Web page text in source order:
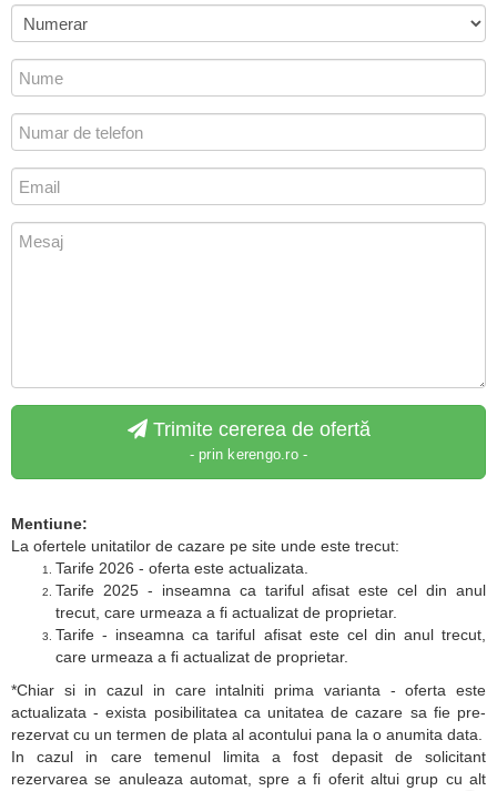
Trimite cererea de ofertă
- prin kerengo.ro -
Mentiune:
La ofertele unitatilor de cazare pe site unde este trecut:
Tarife 2026 - oferta este actualizata.
Tarife 2025 - inseamna ca tariful afisat este cel din anul
trecut, care urmeaza a fi actualizat de proprietar.
Tarife - inseamna ca tariful afisat este cel din anul trecut,
care urmeaza a fi actualizat de proprietar.
*Chiar si in cazul in care intalniti prima varianta - oferta este
actualizata - exista posibilitatea ca unitatea de cazare sa fie pre-
rezervat cu un termen de plata al acontului pana la o anumita data.
In cazul in care temenul limita a fost depasit de solicitant
rezervarea se anuleaza automat, spre a fi oferit altui grup cu alt